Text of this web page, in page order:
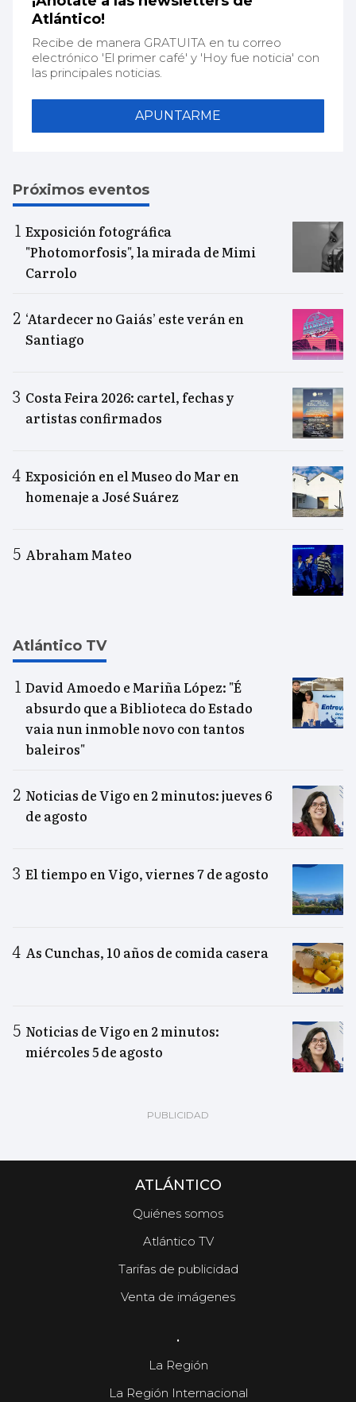
Atlántico!
Recibe de manera GRATUITA en tu correo
electrónico 'El primer café' y 'Hoy fue noticia' con
las principales noticias.
APUNTARME
Próximos eventos
Exposición fotográfica
"Photomorfosis", la mirada de Mimi
Carrolo
‘Atardecer no Gaiás’ este verán en
Santiago
Costa Feira 2026: cartel, fechas y
artistas confirmados
Exposición en el Museo do Mar en
homenaje a José Suárez
Abraham Mateo
Atlántico TV
David Amoedo e Mariña López: "É
absurdo que a Biblioteca do Estado
vaia nun inmoble novo con tantos
baleiros"
Noticias de Vigo en 2 minutos: jueves 6
de agosto
El tiempo en Vigo, viernes 7 de agosto
As Cunchas, 10 años de comida casera
Noticias de Vigo en 2 minutos:
miércoles 5 de agosto
ATLÁNTICO
Quiénes somos
Atlántico TV
Tarifas de publicidad
Venta de imágenes
.
La Región
La Región Internacional